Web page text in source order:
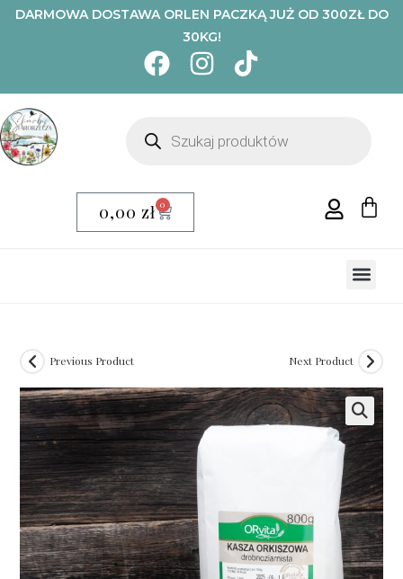
DARMOWA DOSTAWA ORLEN PACZKĄ JUŻ OD 300ZŁ DO
30KG!
0,00 zł 0
Previous Product Next Product
🔍